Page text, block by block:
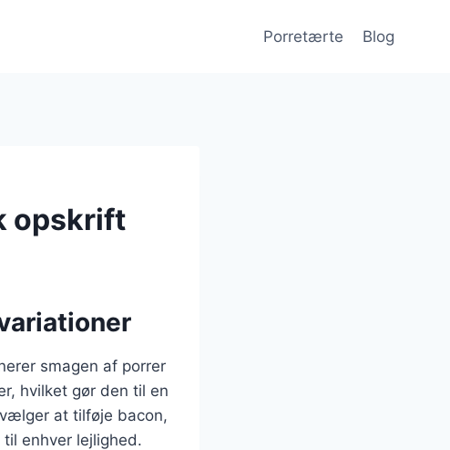
Porretærte Blog
opskrift
smagen af porrer
hvilket gør den til en
at tilføje bacon,
enhver lejlighed.